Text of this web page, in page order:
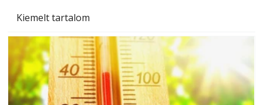
Kiemelt tartalom